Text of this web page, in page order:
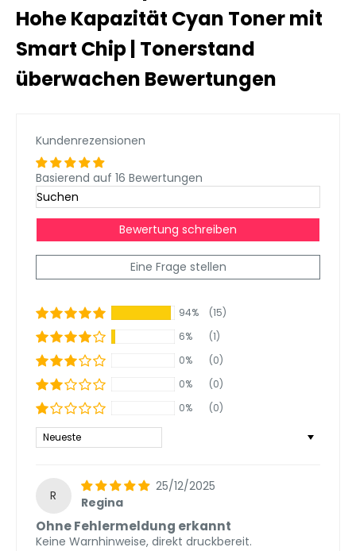
Hohe Kapazität Cyan Toner mit
Smart Chip | Tonerstand
überwachen Bewertungen
Kundenrezensionen
Basierend auf 16 Bewertungen
Bewertung schreiben
Eine Frage stellen
94%
(15)
6%
(1)
0%
(0)
0%
(0)
0%
(0)
Sort by
R
25/12/2025
Regina
Ohne Fehlermeldung erkannt
Keine Warnhinweise, direkt druckbereit.